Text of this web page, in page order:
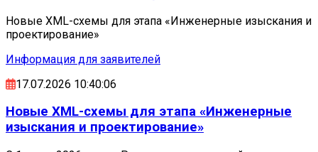
Новые XML-схемы для этапа «Инженерные изыскания и
проектирование»
Информация для заявителей
17.07.2026 10:40:06
Новые XML-схемы для этапа «Инженерные
изыскания и проектирование»